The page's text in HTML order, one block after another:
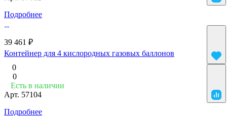
Подробнее
39 461 ₽
Контейнер для 4 кислородных газовых баллонов
0
0
Есть в наличии
Арт. 57104
Подробнее